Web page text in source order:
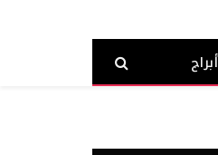
أبراج